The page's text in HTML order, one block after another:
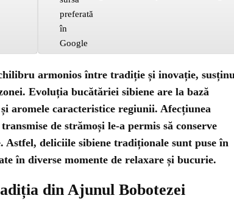
armonios între tradiție și inovație,
Evoluția bucătăriei sibiene are la bază
aromele caracteristice regiunii. Afecțiunea
de strămoși le-a permis să conserve
Astfel, deliciile sibiene tradiționale sunt puse în
în diverse momente de relaxare și bucurie.
din Ajunul Bobotezei